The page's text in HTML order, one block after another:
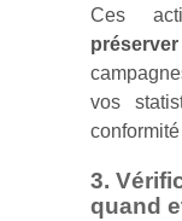
Ces
vos
3.
quand